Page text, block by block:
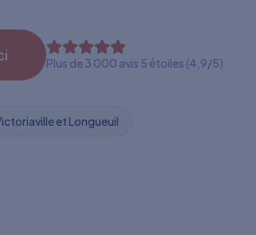
Plus de 3 000 avis 5 étoiles (4,9/5)
et Longueuil